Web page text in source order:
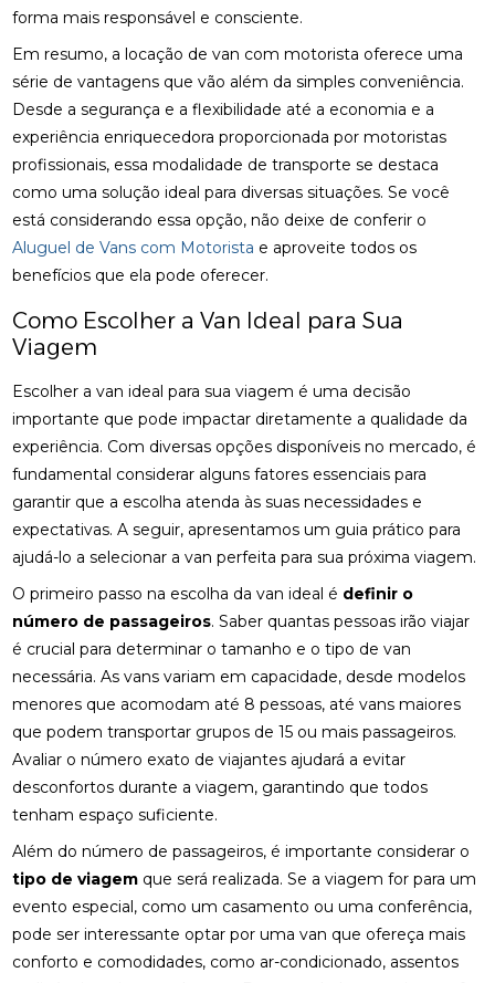
forma mais responsável e consciente.
Em resumo, a locação de van com motorista oferece uma
série de vantagens que vão além da simples conveniência.
Desde a segurança e a flexibilidade até a economia e a
experiência enriquecedora proporcionada por motoristas
profissionais, essa modalidade de transporte se destaca
como uma solução ideal para diversas situações. Se você
está considerando essa opção, não deixe de conferir o
Aluguel de Vans com Motorista e aproveite todos os
benefícios que ela pode oferecer.
Como Escolher a Van Ideal para Sua
Viagem
Escolher a van ideal para sua viagem é uma decisão
importante que pode impactar diretamente a qualidade da
experiência. Com diversas opções disponíveis no mercado, é
fundamental considerar alguns fatores essenciais para
garantir que a escolha atenda às suas necessidades e
expectativas. A seguir, apresentamos um guia prático para
ajudá-lo a selecionar a van perfeita para sua próxima viagem.
O primeiro passo na escolha da van ideal é definir o
número de passageiros. Saber quantas pessoas irão viajar
é crucial para determinar o tamanho e o tipo de van
necessária. As vans variam em capacidade, desde modelos
menores que acomodam até 8 pessoas, até vans maiores
que podem transportar grupos de 15 ou mais passageiros.
Avaliar o número exato de viajantes ajudará a evitar
desconfortos durante a viagem, garantindo que todos
tenham espaço suficiente.
Além do número de passageiros, é importante considerar o
tipo de viagem que será realizada. Se a viagem for para um
evento especial, como um casamento ou uma conferência,
pode ser interessante optar por uma van que ofereça mais
conforto e comodidades, como ar-condicionado, assentos